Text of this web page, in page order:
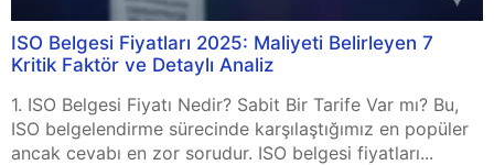
ISO Belgesi Fiyatları 2025: Maliyeti Belirleyen 7
Kritik Faktör ve Detaylı Analiz
1. ISO Belgesi Fiyatı Nedir? Sabit Bir Tarife Var mı? Bu,
ISO belgelendirme sürecinde karşılaştığımız en popüler
ancak cevabı en zor sorudur. ISO belgesi fiyatları...